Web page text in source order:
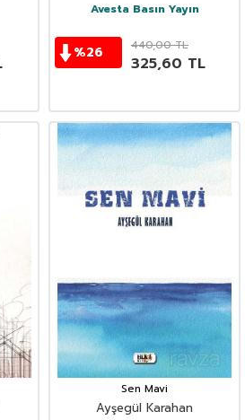
Avesta Basın Yayın
%26 440,00TL
325,60 TL
Sen Mavi
Ayşegül Karahan